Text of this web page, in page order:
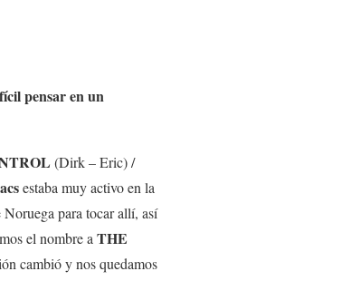
pensar en un
(Dirk – Eric) /
estaba muy activo en la
Noruega para tocar allí, así
el nombre a THE
cambió y nos quedamos